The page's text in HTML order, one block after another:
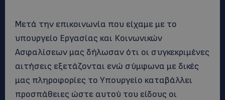
Μετά την επικοινωνία που είχαμε με το
υπουργείο Εργασίας και Κοινωνικών
Ασφαλίσεων μας δήλωσαν ότι οι συγκεκριμένες
αιτήσεις εξετάζονται ενώ σύμφωνα με δικές
μας πληροφορίες το Υπουργείο καταβάλλει
προσπάθειες ώστε αυτού του είδους οι